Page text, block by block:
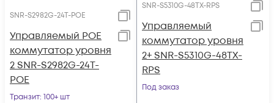
SNR-S2982G-24T-POE
Управляемый POE
коммутатор уровня
2 SNR-S2982G-24T-
POE
Транзит: 100+ шт
SNR-S5310G-48TX-RPS
Управляемый
коммутатор уровня
2+ SNR-S5310G-48TX-
RPS
Под заказ